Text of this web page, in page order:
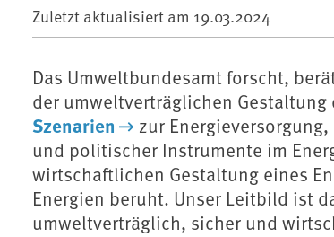
Zuletzt aktualisiert am 19.03.2024
Das Umweltbundesamt forscht,
der umweltverträglichen
Szenarien
zur
und politischer Instrumente im
wirtschaftlichen Gestaltung eines
Energien beruht. Unser Leitbild ist
umweltverträglich, sicher und